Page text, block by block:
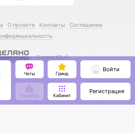
О проекте Контакты
Соглашение
С нами КО 🕉️
Чаты Гринд
Кошелёк Кабинет
Войти
Регистрация